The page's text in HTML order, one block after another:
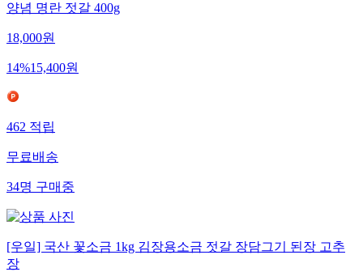
양념 명란 젓갈 400g
18,000원
14%15,400원
462 적립
무료배송
34명 구매중
[우일] 국산 꽃소금 1kg 김장용소금 젓갈 장담그기 된장 고추
장